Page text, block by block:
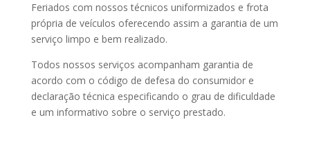
Feriados com nossos técnicos uniformizados e frota
própria de veículos oferecendo assim a garantia de um
serviço limpo e bem realizado.
Todos nossos serviços acompanham garantia de
acordo com o código de defesa do consumidor e
declaração técnica especificando o grau de dificuldade
e um informativo sobre o serviço prestado.